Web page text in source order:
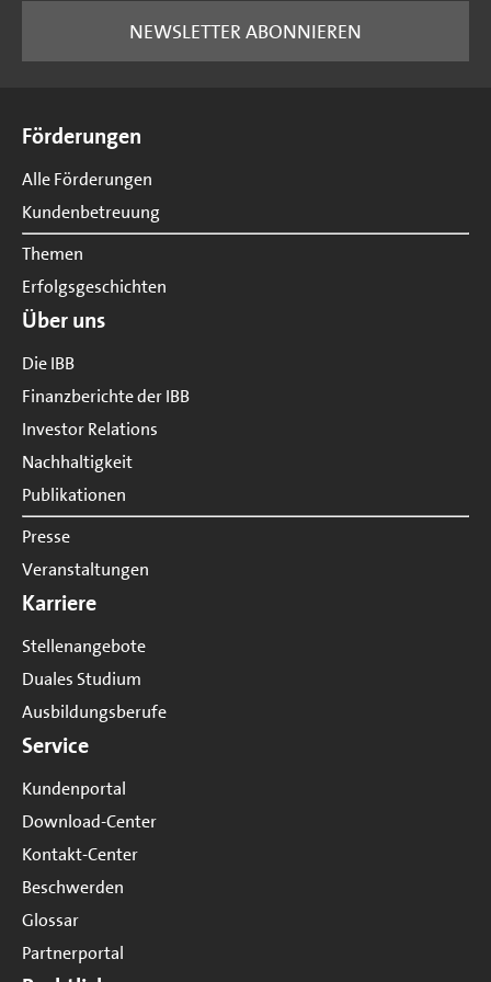
NEWSLETTER ABONNIEREN
Förderungen
Alle Förderungen
Kundenbetreuung
Themen
Erfolgsgeschichten
Über uns
Die IBB
Finanzberichte der IBB
Investor Relations
Nachhaltigkeit
Publikationen
Presse
Veranstaltungen
Karriere
Stellenangebote
Duales Studium
Ausbildungsberufe
Service
Kundenportal
Download-Center
Kontakt-Center
Beschwerden
Glossar
Partnerportal